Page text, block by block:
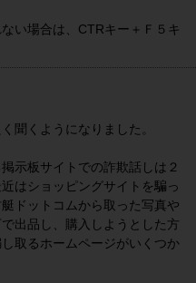
い場合は、CTRキー＋Ｆ５キ
聞くようになりました。
示板サイトでの詐欺話しは２
はショッピングサイトを騙っ
ドットコムから取った写真や
出品し、購入しようとした方
取るホームページがいくつか